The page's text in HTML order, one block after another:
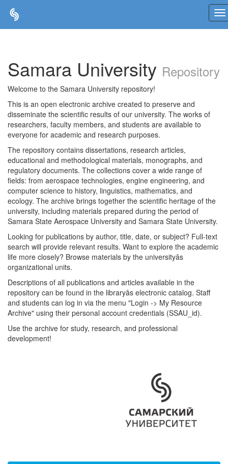
Samara University Repository
Welcome to the Samara University repository!
This is an open electronic archive created to preserve and
disseminate the scientific results of our university. The works of
researchers, faculty members, and students are available to
everyone for academic and research purposes.
The repository contains dissertations, research articles,
educational and methodological materials, monographs, and
regulatory documents. The collections cover a wide range of
fields: from aerospace technologies, engine engineering, and
computer science to history, linguistics, mathematics, and
ecology. The archive brings together the scientific heritage of the
university, including materials prepared during the period of
Samara State Aerospace University and Samara State University.
Looking for publications by author, title, date, or subject? Full-text
search will provide relevant results. Want to explore the academic
life more closely? Browse materials by the universityâs
organizational units.
Descriptions of all publications and articles available in the
repository can be found in the libraryâs electronic catalog. Staff
and students can log in via the menu "Login -> My Resource
Archive" using their personal account credentials (SSAU_id).
Use the archive for study, research, and professional
development!